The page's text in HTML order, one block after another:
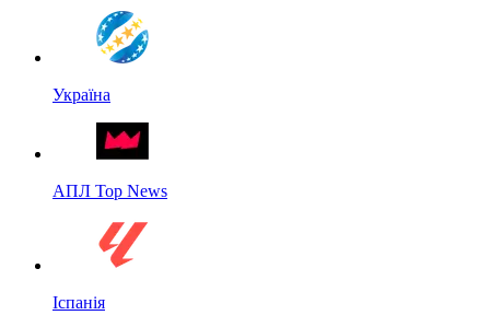
Україна
АПЛ Top News
Іспанія